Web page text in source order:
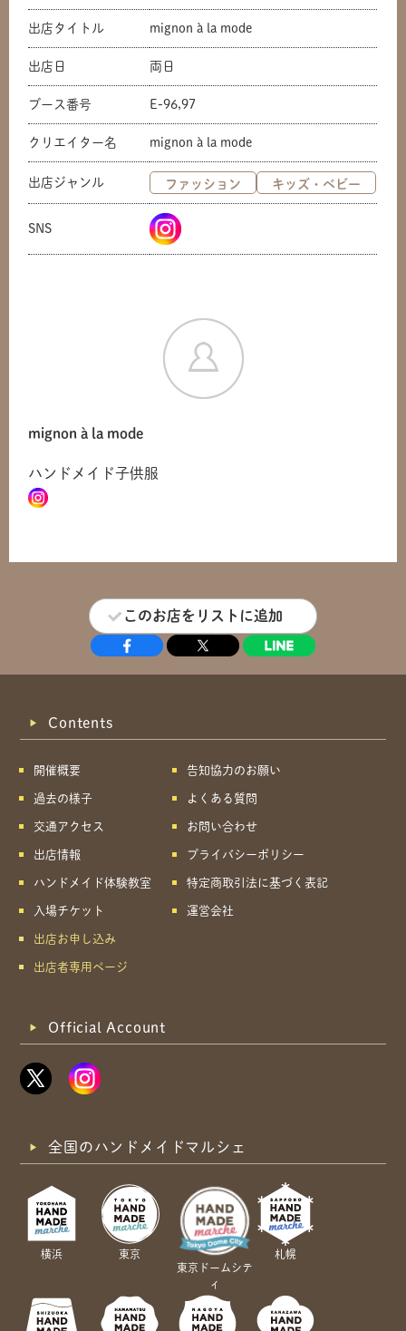
出店タイトル mignon à la mode
出店日 両日
ブース番号 E-96,97
クリエイター名 mignon à la mode
出店ジャンル ファッション キッズ・ベビー
SNS
mignon à la mode
ハンドメイド子供服
このお店をリストに追加
Contents
開催概要
過去の様子
交通アクセス
出店情報
ハンドメイド体験教室
入場チケット
出店お申し込み
出店者専用ページ
告知協力のお願い
よくある質問
お問い合わせ
プライバシーポリシー
特定商取引法に基づく表記
運営会社
Official Account
全国のハンドメイドマルシェ
横浜
東京
東京ドームシテ
ィ
札幌